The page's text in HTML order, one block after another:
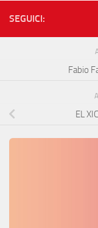
SEGUICI:
Fabio
EL